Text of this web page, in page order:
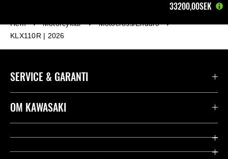
33200,00SEK
Hem Motorcyklar
Motocross/Enduro
KLX110R | 2026
SERVICE & GARANTI
Kontakta oss
Användbara länkar
OM KAWASAKI
Företag